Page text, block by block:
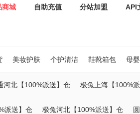
商城 自助充值 分站加盟 API
美妆护肤 个护清洁 鞋靴箱包 母
河北【100%派送】仓 极兔上海【100%
派送】仓 极兔河北【100%派送】仓